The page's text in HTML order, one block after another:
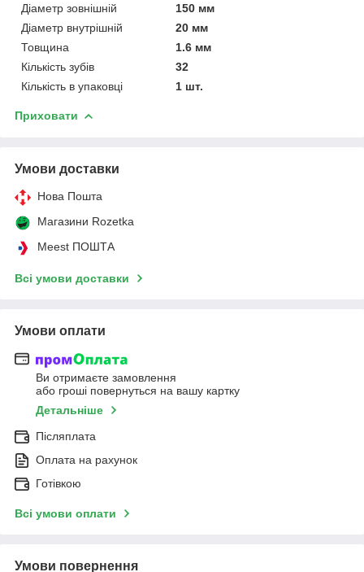
Діаметр зовнішній
150 мм
Діаметр внутрішній
20 мм
Товщина
1.6 мм
Кількість зубів
32
Кількість в упаковці
1 шт.
Приховати
Умови доставки
Нова Пошта
Магазини Rozetka
Meest ПОШТА
Всі умови доставки
Умови оплати
Ви отримаєте замовлення
або гроші повернуться на вашу картку
Детальніше
Післяплата
Оплата на рахунок
Готівкою
Всі умови оплати
Умови повернення